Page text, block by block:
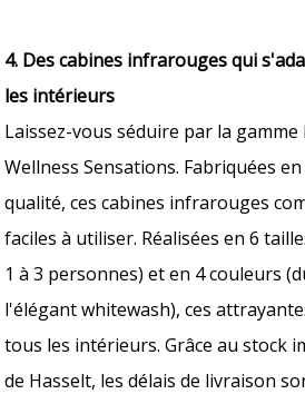
4. Des cabines infrarouges qui
les intérieurs
Laissez-vous séduire par la
Wellness Sensations. Fabriquées
qualité, ces cabines infrarouges
faciles à utiliser. Réalisées en 6
1 à 3 personnes) et en 4 couleurs
l'élégant whitewash), ces
tous les intérieurs. Grâce au stock
de Hasselt, les délais de livraison